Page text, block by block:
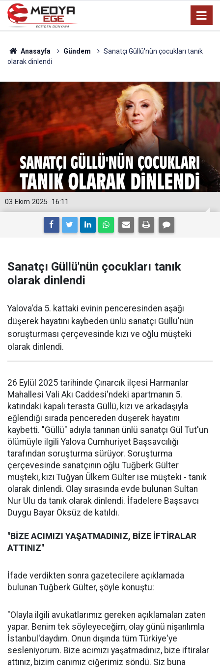
Anasayfa Gündem
Sanatçı Güllü'nün çocukları tanık
olarak dinlendi
16:11
03 Ekim 2025
Sanatçı Güllü'nün çocukları tanık
olarak dinlendi
Yalova'da 5. kattaki evinin penceresinden aşağı
düşerek hayatını kaybeden ünlü sanatçı Güllü'nün
soruşturması çerçevesinde kızı ve oğlu müşteki
olarak dinlendi.
26 Eylül 2025 tarihinde Çınarcık ilçesi Harmanlar
Mahallesi Vali Akı Caddesi'ndeki apartmanın 5.
katındaki kapalı terasta Güllü, kızı ve arkadaşıyla
eğlendiği sırada pencereden düşerek hayatını
kaybetti. "Güllü" adıyla tanınan ünlü sanatçı Gül Tut'un
ölümüyle ilgili Yalova Cumhuriyet Başsavcılığı
tarafından soruşturma sürüyor. Soruşturma
çerçevesinde sanatçının oğlu Tuğberk Gülter
müşteki, kızı Tuğyan Ülkem Gülter ise müşteki - tanık
olarak dinlendi. Olay sırasında evde bulunan Sultan
Nur Ulu da tanık olarak dinlendi. İfadelere Başsavcı
Duygu Bayar Öksüz de katıldı.
"BİZE ACIMIZI YAŞATMADINIZ, BİZE İFTİRALAR
ATTINIZ"
İfade verdikten sonra gazetecilere açıklamada
bulunan Tuğberk Gülter, şöyle konuştu:
"Olayla ilgili avukatlarımız gereken açıklamaları zaten
yapar. Benim tek söyleyeceğim, olay günü nişanlımla
İstanbul'daydım. Onun dışında tüm Türkiye'ye
sesleniyorum. Bize acımızı yaşatmadınız, bize iftiralar
attınız, bizim canımız ciğerimiz söndü. Siz buna